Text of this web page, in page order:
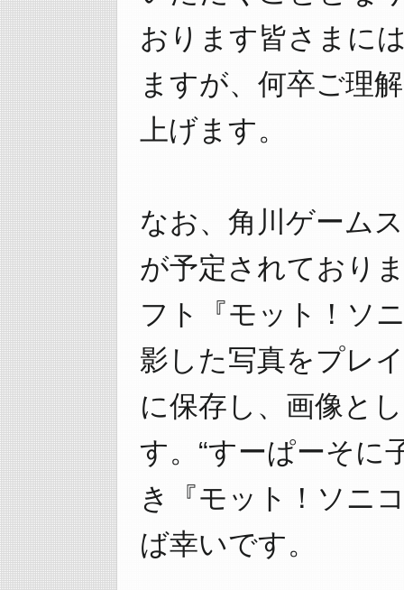
おります皆さまに
ますが、何卒ご理
上げます。
なお、角川ゲーム
が予定されており
フト『モット！ソ
影した写真をプレ
に保存し、画像と
す。“すーぱーそに
き『モット！ソニ
ば幸いです。